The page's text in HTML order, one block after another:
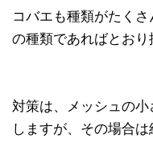
コバエも種類がたく
の種類であればとおり
対策は、メッシュの
しますが、その場合